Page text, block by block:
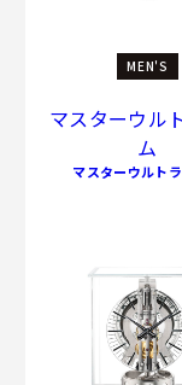
MEN'S
マスターウル
ム
マスターウルト